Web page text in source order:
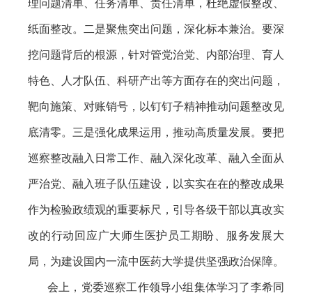
理问题清单、任务清单、责任清单，杜绝虚假整改、
纸面整改。二是聚焦突出问题，深化标本兼治。要深
挖问题背后的根源，针对管党治党、内部治理、育人
特色、人才队伍、科研产出等方面存在的突出问题，
靶向施策、对账销号，以钉钉子精神推动问题整改见
底清零。三是强化成果运用，推动高质量发展。要把
巡察整改融入日常工作、融入深化改革、融入全面从
严治党、融入班子队伍建设，以实实在在的整改成果
作为检验政绩观的重要标尺，引导各级干部以真改实
改的行动回应广大师生医护员工期盼、服务发展大
局，为建设国内一流中医药大学提供坚强政治保障。
会上，党委巡察工作领导小组集体学习了李希同